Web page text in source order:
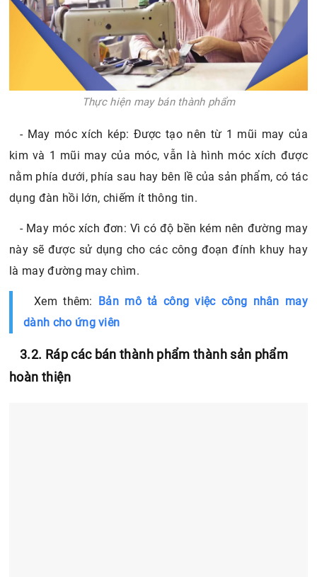
Thực hiện may bán thành phẩm
- May móc xích kép: Được tạo nên từ 1 mũi may của
kim và 1 mũi may của móc, vẫn là hình móc xích được
nằm phía dưới, phía sau hay bên lề của sản phẩm, có tác
dụng đàn hồi lớn, chiếm ít thông tin.
- May móc xích đơn: Vì có độ bền kém nên đường may
này sẽ được sử dụng cho các công đoạn đính khuy hay
là may đường may chìm.
Xem thêm:
Bản mô tả công việc công nhân may
dành cho ứng viên
3.2. Ráp các bán thành phẩm thành sản phẩm
hoàn thiện